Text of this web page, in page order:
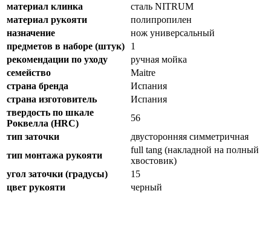
материал клинка
сталь NITRUM
материал рукояти
полипропилен
назначение
нож универсальный
предметов в наборе (штук)
1
рекомендации по уходу
ручная мойка
семейство
Maitre
страна бренда
Испания
страна изготовитель
Испания
твердость по шкале
Роквелла (HRC)
56
тип заточки
двусторонняя симметричная
тип монтажа рукояти
full tang (накладной на полный
хвостовик)
угол заточки (градусы)
15
цвет рукояти
черный